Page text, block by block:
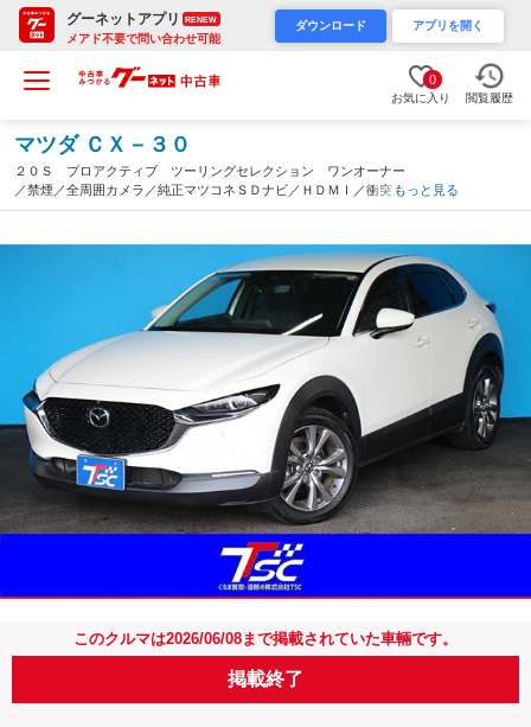
グーネットアプリ RENEW
メアド不要で問い合わせ可能
ダウンロード アプリを開く
0
お気に入り 閲覧履歴
マツダ ＣＸ－３０
２０Ｓ プロアクティブ ツーリングセレクション ワンオーナー
／禁煙／全周囲カメラ／純正マツコネＳＤナビ／ＨＤＭＩ／衝突軽
減／前後クリアランスソナー／レーンキープ／レーダークルーズ／
Ｃ（茨城県）
もっと見る
このクルマは2026/06/08まで掲載されていた車輛です。
掲載終了